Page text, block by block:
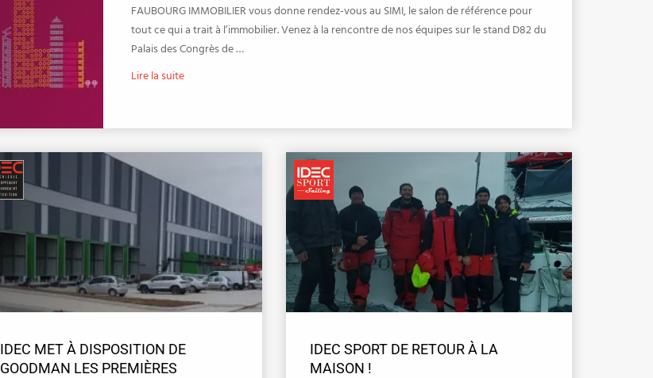
FAUBOURG IMMOBILIER vous donne rendez-vous au SIMI, le salon de référence pour
tout ce qui a trait à l’immobilier. Venez à la rencontre de nos équipes sur le stand D82 du
Palais des Congrès de …
Lire la suite
IDEC MET À DISPOSITION DE
GOODMAN LES PREMIÈRES
IDEC SPORT DE RETOUR À LA
MAISON !